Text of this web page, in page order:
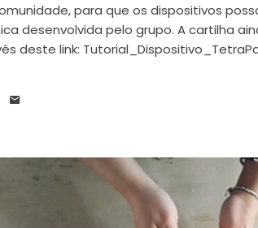
para que os dispositivos
desenvolvida pelo grupo. A cartilha
deste link: